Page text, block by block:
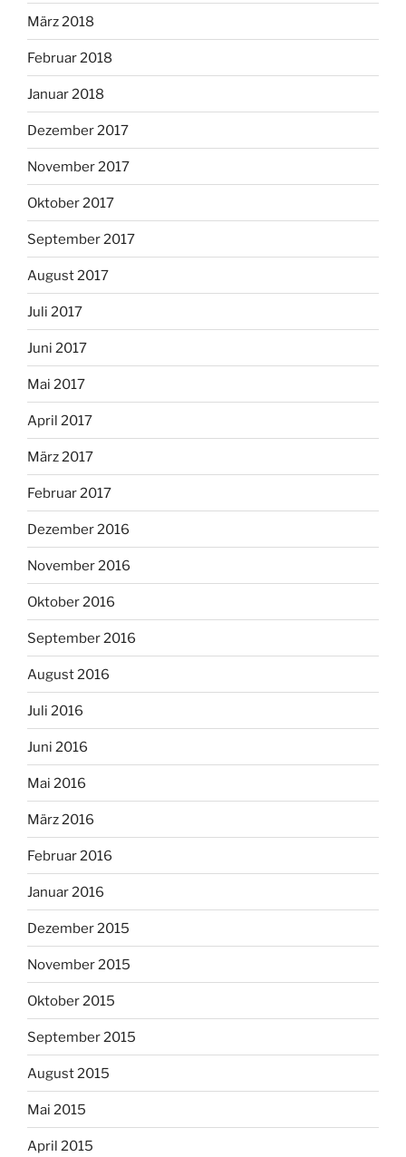
März 2018
Februar 2018
Januar 2018
Dezember 2017
November 2017
Oktober 2017
September 2017
August 2017
Juli 2017
Juni 2017
Mai 2017
April 2017
März 2017
Februar 2017
Dezember 2016
November 2016
Oktober 2016
September 2016
August 2016
Juli 2016
Juni 2016
Mai 2016
März 2016
Februar 2016
Januar 2016
Dezember 2015
November 2015
Oktober 2015
September 2015
August 2015
Mai 2015
April 2015